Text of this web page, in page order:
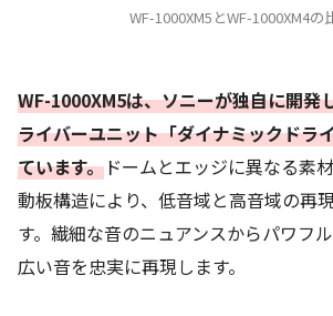
WF-1000XM5とWF-1000XM4の
WF-1000XM5は、ソニーが独自に開発
ライバーユニット「ダイナミックドラ
ています。ドームとエッジに異なる素
動板構造により、低音域と高音域の再
す。繊細な音のニュアンスからパワフ
広い音を忠実に再現します。